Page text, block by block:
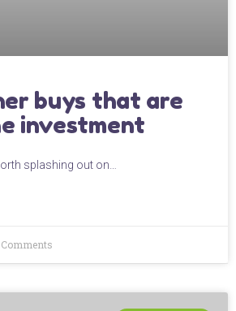
buys that are
investment
splashing out on…